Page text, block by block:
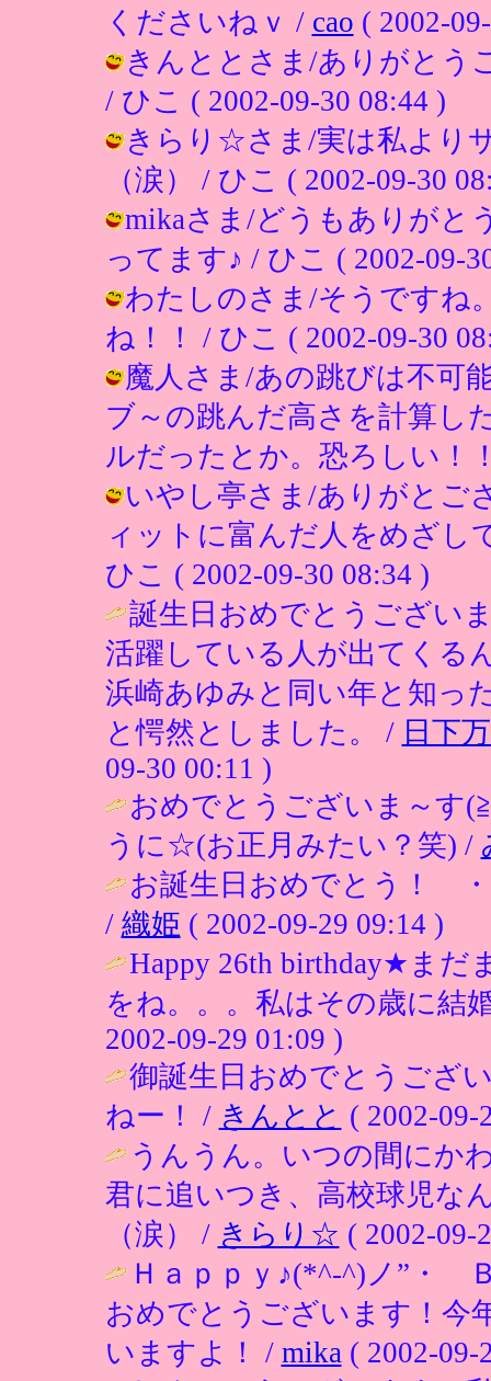
くださいねｖ / cao ( 2002-
きんととさま/ありがとう
/ ひこ ( 2002-09-30 08:44 )
きらり☆さま/実は私より
（涙） / ひこ ( 2002-09-30
mikaさま/どうもありがと
ってます♪ / ひこ ( 2002-09-
わたしのさま/そうですね
ね！！ / ひこ ( 2002-09-30
魔人さま/あの跳びは不可
ブ～の跳んだ高さを計算し
ルだったとか。恐ろしい！
いやし亭さま/ありがとご
ィットに富んだ人をめざし
ひこ ( 2002-09-30 08:34 )
誕生日おめでとうござい
活躍している人が出てくる
浜崎あゆみと同い年と知っ
と愕然としました。 / 日下
09-30 00:11 )
おめでとうございま～す
うに☆(お正月みたい？笑) /
お誕生日おめでとう！
/ 織姫 ( 2002-09-29 09:14 )
Happy 26th birthday★まだ
をね。。。私はその歳に結
2002-09-29 01:09 )
御誕生日おめでとうござ
ねー！ / きんとと ( 2002-09-
うんうん。いつの間にか
君に追いつき、高校球児な
（涙） / きらり☆ ( 2002-09-
Ｈａｐｐｙ♪(*^-^)ノ”・
おめでとうございます！今
いますよ！ / mika ( 2002-09-